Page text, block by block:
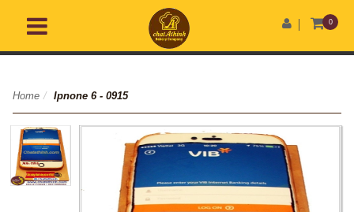
0
Home / Ipnone 6 - 0915